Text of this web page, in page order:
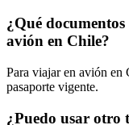
¿Qué
avión en Chile?
Para viajar en avión en
pasaporte vigente.
¿Puedo usar otro